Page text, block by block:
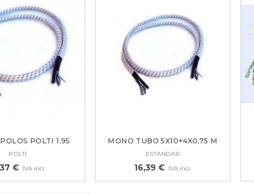
POLTI 1,95
METROS...
POLTI
€ IVA incl.
MONO TUBO 5X10+4X0,75 M
(SE...
ESTANDAR
16,39 € IVA incl.